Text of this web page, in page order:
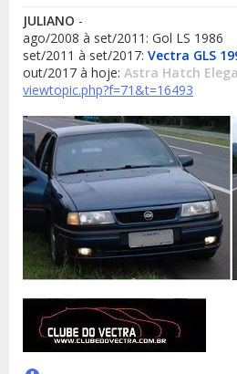
JULIANO -
ago/2008 à set/2011: Gol LS 1986
set/2011 à set/2017: Vectra GLS
out/2017 à hoje: Astra Hatch
viewtopic.php?f=71&t=16493